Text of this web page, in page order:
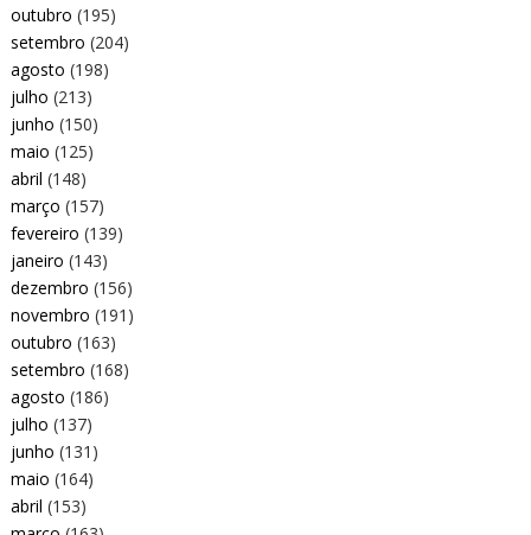
outubro (195)
setembro (204)
agosto (198)
julho (213)
junho (150)
maio (125)
abril (148)
março (157)
fevereiro (139)
janeiro (143)
dezembro (156)
novembro (191)
outubro (163)
setembro (168)
agosto (186)
julho (137)
junho (131)
maio (164)
abril (153)